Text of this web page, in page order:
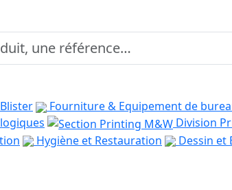
Fourniture & Equipement de
Division
Hygiène et Restauration Dessin et